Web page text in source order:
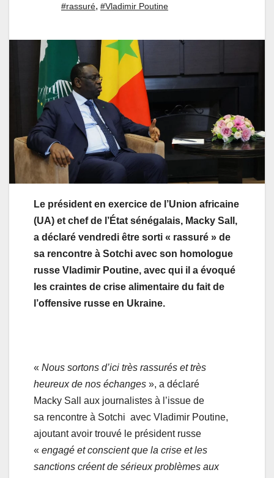
#rassuré, #Vladimir Poutine
Le président en exercice de l’Union africaine
(UA) et chef de l’État sénégalais, Macky Sall,
a déclaré vendredi être sorti « rassuré » de
sa rencontre à Sotchi avec son homologue
russe Vladimir Poutine, avec qui il a évoqué
les craintes de crise alimentaire du fait de
l’offensive russe en Ukraine.
« Nous sortons d’ici très rassurés et très
heureux de nos échanges », a déclaré
Macky Sall aux journalistes à l’issue de
sa rencontre à Sotchi avec Vladimir Poutine,
ajoutant avoir trouvé le président russe
« engagé et conscient que la crise et les
sanctions créent de sérieux problèmes aux